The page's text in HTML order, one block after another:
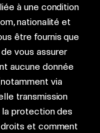
à une condition
nationalité et
être fournis que
vous assurer
aucune donnée
via
transmission
la protection des
droits et comment